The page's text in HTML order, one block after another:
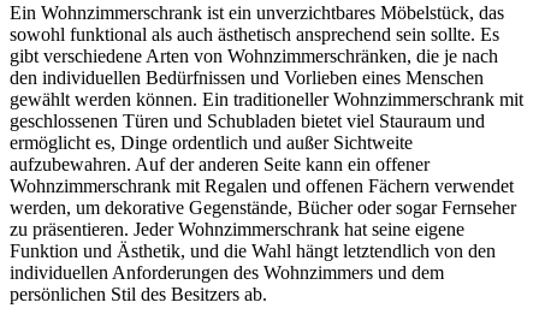
Ein Wohnzimmerschrank ist ein unverzichtbares Möbelstück, das
sowohl funktional als auch ästhetisch ansprechend sein sollte. Es
gibt verschiedene Arten von Wohnzimmerschränken, die je nach
den individuellen Bedürfnissen und Vorlieben eines Menschen
gewählt werden können. Ein traditioneller Wohnzimmerschrank mit
geschlossenen Türen und Schubladen bietet viel Stauraum und
ermöglicht es, Dinge ordentlich und außer Sichtweite
aufzubewahren. Auf der anderen Seite kann ein offener
Wohnzimmerschrank mit Regalen und offenen Fächern verwendet
werden, um dekorative Gegenstände, Bücher oder sogar Fernseher
zu präsentieren. Jeder Wohnzimmerschrank hat seine eigene
Funktion und Ästhetik, und die Wahl hängt letztendlich von den
individuellen Anforderungen des Wohnzimmers und dem
persönlichen Stil des Besitzers ab.